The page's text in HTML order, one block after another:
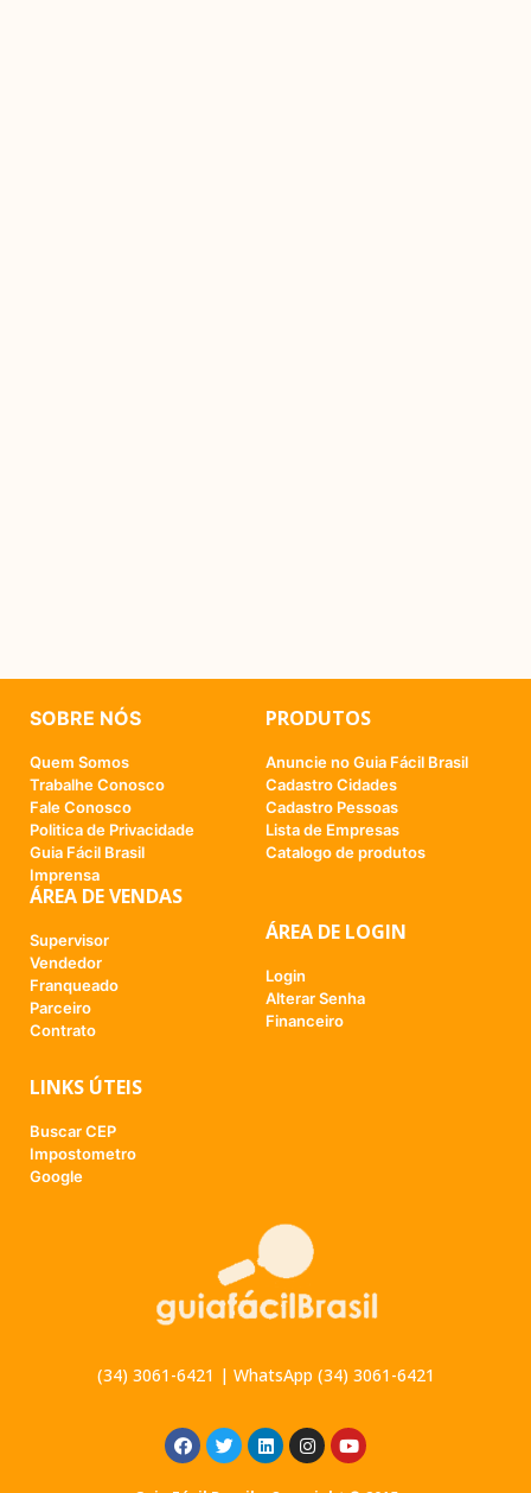
SOBRE NÓS
Quem Somos
Trabalhe Conosco
Fale Conosco
Politica de Privacidade
Guia Fácil Brasil
Imprensa
PRODUTOS
Anuncie no Guia Fácil Brasil
Cadastro Cidades
Cadastro Pessoas
Lista de Empresas
Catalogo de produtos
ÁREA DE VENDAS
Supervisor
Vendedor
Franqueado
Parceiro
Contrato
ÁREA DE LOGIN
Login
Alterar Senha
Financeiro
LINKS ÚTEIS
Buscar CEP
Impostometro
Google
(34) 3061-6421 | WhatsApp (34) 3061-6421